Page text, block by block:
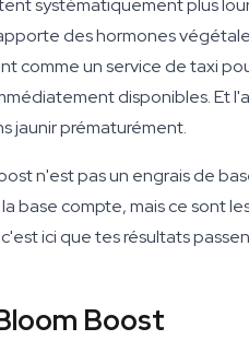
systématiquement plus
des hormones
comme un service de taxi
disponibles.
jaunir prématurément.
n'est pas un engrais de
base compte, mais ce sont
ici que tes résultats
Boost